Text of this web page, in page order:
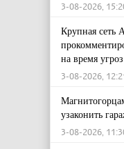
3-08-2026,
Крупная сеть
на время
3-08-2026,
узаконить
3-08-2026,